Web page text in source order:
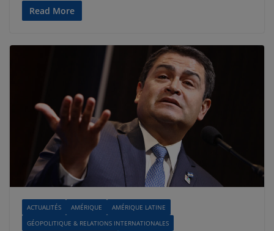
Read More
ACTUALITÉS AMÉRIQUE
AMÉRIQUE LATINE
GÉOPOLITIQUE & RELATIONS INTERNATIONALES